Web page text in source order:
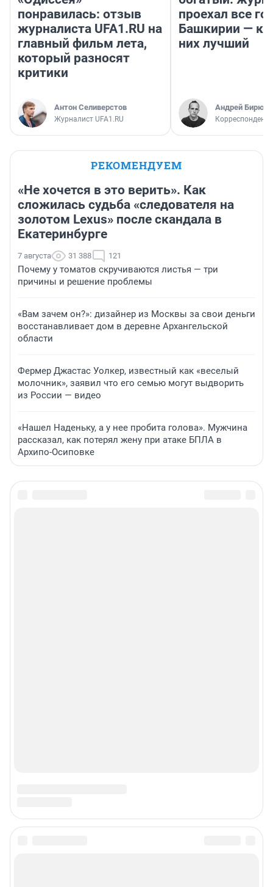
понравилась: отзыв
журналиста UFA1.RU на
главный фильм лета,
который разносят
критики
Антон Селиверстов
Журналист UFA1.RU
проехал все
Башкирии —
них лучший
Андрей
Корреспондент
РЕКОМЕНДУЕМ
«Не хочется в это верить». Как
сложилась судьба «следователя на
золотом Lexus» после скандала в
Екатеринбурге
7 августа 31 388 121
Почему у томатов скручиваются листья — три
причины и решение проблемы
«Вам зачем он?»: дизайнер из Москвы за свои деньги
восстанавливает дом в деревне Архангельской
области
Фермер Джастас Уолкер, известный как «веселый
молочник», заявил что его семью могут выдворить
из России — видео
«Нашел Наденьку, а у нее пробита голова». Мужчина
рассказал, как потерял жену при атаке БПЛА в
Архипо-Осиповке